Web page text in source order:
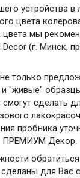
устройства в
цвета
цвета мы
Decor (г. Минск,
только
"живые"
сделать
пробника
ПРЕМИУМ Декор.
для Вас